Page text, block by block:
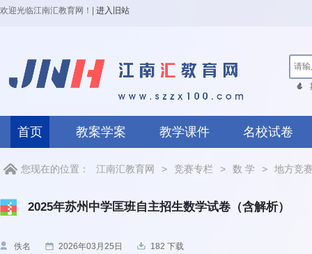
欢迎光临江南汇教育网！ 进入旧站
首页 教案学案 教学课件 名校试卷
您现在的位置： 江南汇教育网 > 竞赛专栏 > 数 学 > 地方竞
2025年苏州中学匡班自主招生数学试卷（含解析）
佚名 2026年03月25日 182 下载